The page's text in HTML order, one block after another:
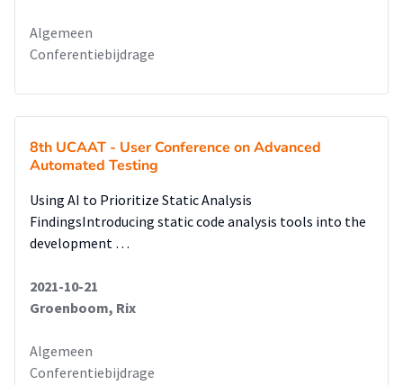
Algemeen
Conferentiebijdrage
8th UCAAT - User Conference on Advanced
Automated Testing
Using AI to Prioritize Static Analysis
FindingsIntroducing static code analysis tools into the
development …
2021-10-21
Groenboom, Rix
Algemeen
Conferentiebijdrage